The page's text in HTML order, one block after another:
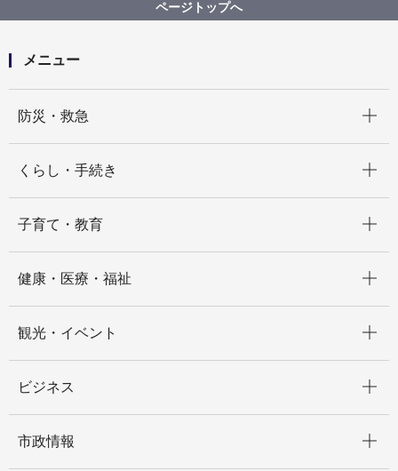
よる区内中学校吹奏楽部を対象としたワークショッ
ページトップへ
メニュー
防災・救急
くらし・手続き
子育て・教育
健康・医療・福祉
観光・イベント
ビジネス
市政情報